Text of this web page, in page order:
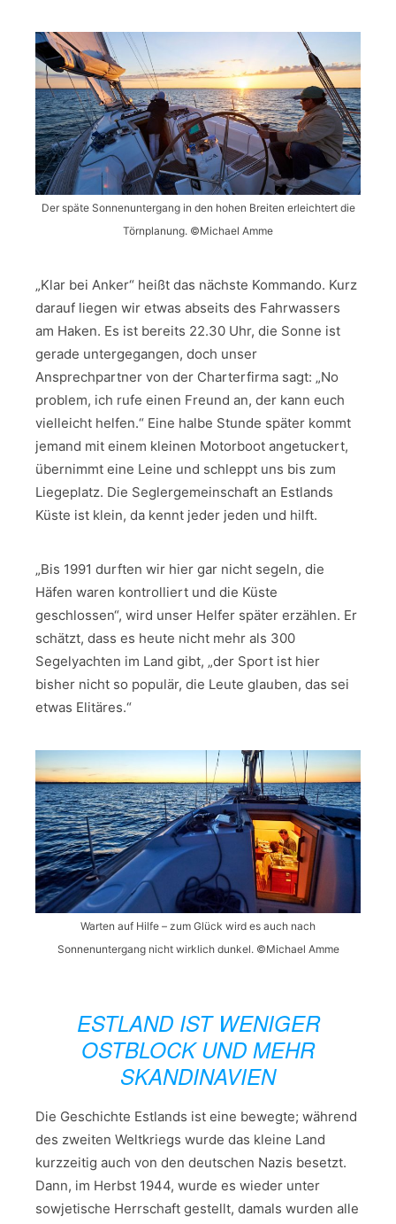
Der späte Sonnenuntergang in den hohen Breiten erleichtert die
Törnplanung. ©Michael Amme
„Klar bei Anker“ heißt das nächste Kommando. Kurz
darauf liegen wir etwas abseits des Fahrwassers
am Haken. Es ist bereits 22.30 Uhr, die Sonne ist
gerade untergegangen, doch unser
Ansprechpartner von der Charterfirma sagt: „No
problem, ich rufe einen Freund an, der kann euch
vielleicht helfen.“ Eine halbe Stunde später kommt
jemand mit einem kleinen Motorboot angetuckert,
übernimmt eine Leine und schleppt uns bis zum
Liegeplatz. Die Seglergemeinschaft an Estlands
Küste ist klein, da kennt jeder jeden und hilft.
„Bis 1991 durften wir hier gar nicht segeln, die
Häfen waren kontrolliert und die Küste
geschlossen“, wird unser Helfer später erzählen. Er
schätzt, dass es heute nicht mehr als 300
Segelyachten im Land gibt, „der Sport ist hier
bisher nicht so populär, die Leute glauben, das sei
etwas Elitäres.“
Warten auf Hilfe – zum Glück wird es auch nach
Sonnenuntergang nicht wirklich dunkel. ©Michael Amme
ESTLAND IST WENIGER
OSTBLOCK UND MEHR
SKANDINAVIEN
Die Geschichte Estlands ist eine bewegte; während
des zweiten Weltkriegs wurde das kleine Land
kurzzeitig auch von den deutschen Nazis besetzt.
Dann, im Herbst 1944, wurde es wieder unter
sowjetische Herrschaft gestellt, damals wurden alle